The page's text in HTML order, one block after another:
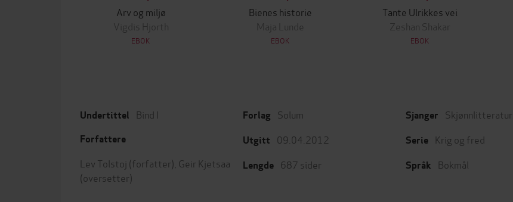
Arv og miljø
Vigdis Hjorth
EBOK
Bienes historie
Maja Lunde
EBOK
Tante Ulrikkes vei
Zeshan Shakar
EBOK
Undertittel Bind I
Forfattere
Lev Tolstoj (forfatter), Geir Kjetsaa
(oversetter)
Forlag Solum
Utgitt 09.04.2012
Lengde 687 sider
Sjanger Skjønnlitteratur
Serie Krig og fred
Språk Bokmål